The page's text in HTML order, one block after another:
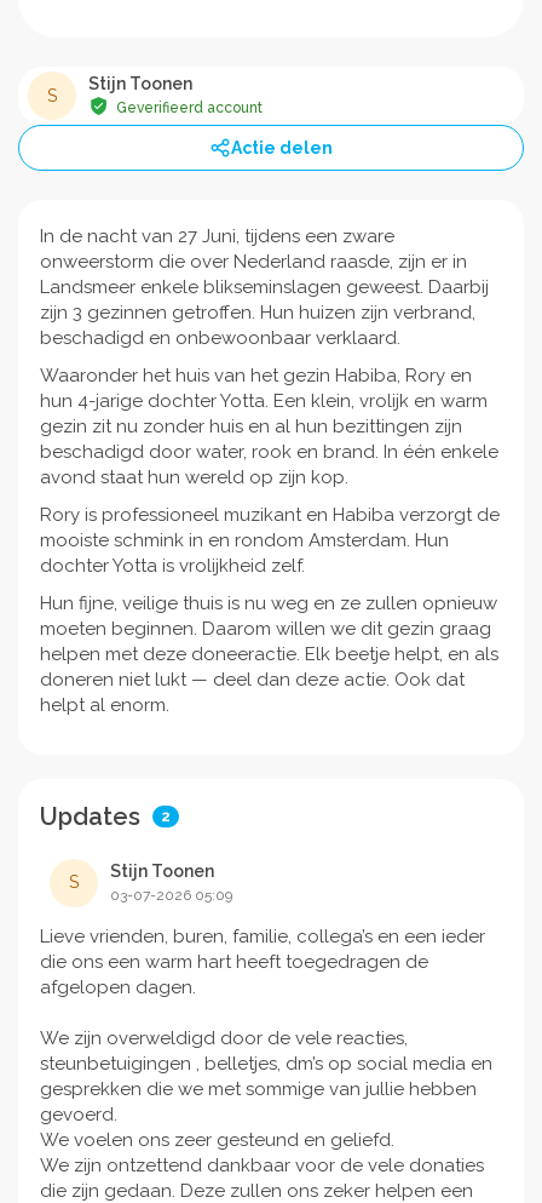
S
Stijn Toonen
Geverifieerd account
Actie delen
In de nacht van 27 Juni, tijdens een zware
onweerstorm die over Nederland raasde, zijn er in
Landsmeer enkele blikseminslagen geweest. Daarbij
zijn 3 gezinnen getroffen. Hun huizen zijn verbrand,
beschadigd en onbewoonbaar verklaard.
Waaronder het huis van het gezin Habiba, Rory en
hun 4-jarige dochter Yotta. Een klein, vrolijk en warm
gezin zit nu zonder huis en al hun bezittingen zijn
beschadigd door water, rook en brand. In één enkele
avond staat hun wereld op zijn kop.
Rory is professioneel muzikant en Habiba verzorgt de
mooiste schmink in en rondom Amsterdam. Hun
dochter Yotta is vrolijkheid zelf.
Hun fijne, veilige thuis is nu weg en ze zullen opnieuw
moeten beginnen. Daarom willen we dit gezin graag
helpen met deze doneeractie. Elk beetje helpt, en als
doneren niet lukt — deel dan deze actie. Ook dat
helpt al enorm.
Updates 2
S
Stijn Toonen
03-07-2026 05:09
Lieve vrienden, buren, familie, collega’s en een ieder
die ons een warm hart heeft toegedragen de
afgelopen dagen.
We zijn overweldigd door de vele reacties,
steunbetuigingen , belletjes, dm’s op social media en
gesprekken die we met sommige van jullie hebben
gevoerd.
We voelen ons zeer gesteund en geliefd.
We zijn ontzettend dankbaar voor de vele donaties
die zijn gedaan. Deze zullen ons zeker helpen een